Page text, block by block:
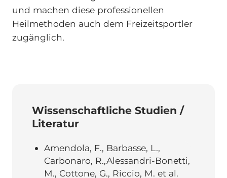
und machen diese professionellen
Heilmethoden auch dem Freizeitsportler
zugänglich.
Wissenschaftliche Studien /
Literatur
Amendola, F., Barbasse, L.,
Carbonaro, R.,Alessandri-Bonetti,
M., Cottone, G., Riccio, M. et al.